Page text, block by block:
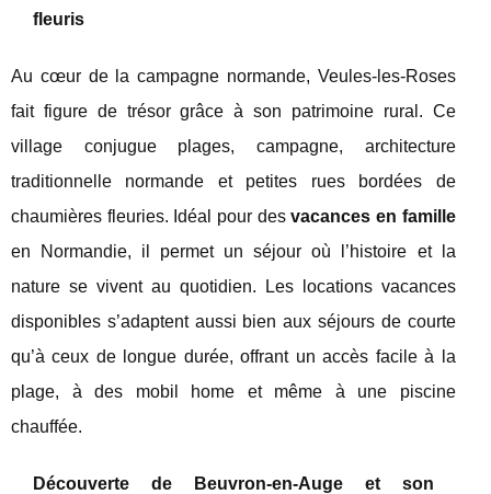
fleuris
Au cœur de la campagne normande, Veules-les-Roses
fait figure de trésor grâce à son patrimoine rural. Ce
village conjugue plages, campagne, architecture
traditionnelle normande et petites rues bordées de
chaumières fleuries. Idéal pour desvacances en famille
en Normandie, il permet un séjour où l’histoire et la
nature se vivent au quotidien. Les locations vacances
disponibles s’adaptent aussi bien aux séjours de courte
qu’à ceux de longue durée, offrant un accès facile à la
plage, à des mobil home et même à une piscine
chauffée.
Découverte de Beuvron-en-Auge et son